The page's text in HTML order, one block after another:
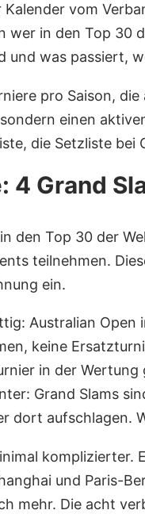
vom
wer in den Top
und was passiert,
pro Saison,
einen
die Setzliste
4 Grand
den Top 30 der
teilnehmen.
ein.
Australian
keine
in der
Grand Slams
dort aufschlagen.
komplizierter.
und Paris-
mehr. Die acht